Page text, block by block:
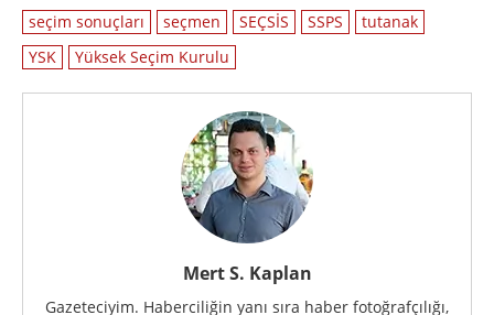
seçim sonuçları
seçmen SEÇSİS SSPS
tutanak
YSK
Yüksek Seçim Kurulu
Mert S. Kaplan
Gazeteciyim. Haberciliğin yanı sıra haber fotoğrafçılığı,